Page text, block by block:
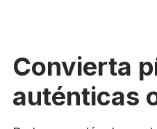
Convierta
auténticas